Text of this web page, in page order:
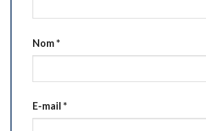
Nom*
E-mail *